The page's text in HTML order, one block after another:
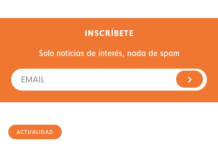
INSCRÍBETE
Solo noticias de interés, nada de spam
ACTUALIDAD